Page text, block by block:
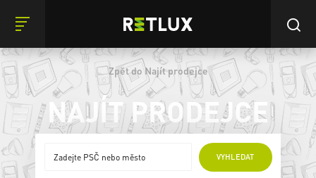
Zpět do Najít prodejce
NAJÍT PRODEJCE
VYHLEDAT
ONLINE PRODEJCI